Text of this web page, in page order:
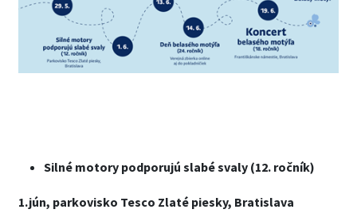
Silné motory podporujú slabé svaly (12. ročník)
1.jún, parkovisko Tesco Zlaté piesky, Bratislava